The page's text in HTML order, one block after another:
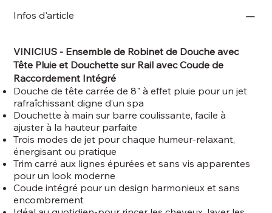
Infos d'article
VINICIUS - Ensemble de Robinet de Douche avec
Tête Pluie et Douchette sur Rail avec Coude de
Raccordement Intégré
Douche de tête carrée de 8" à effet pluie pour un jet
rafraîchissant digne d’un spa
Douchette à main sur barre coulissante, facile à
ajuster à la hauteur parfaite
Trois modes de jet pour chaque humeur-relaxant,
énergisant ou pratique
Trim carré aux lignes épurées et sans vis apparentes
pour un look moderne
Coude intégré pour un design harmonieux et sans
encombrement